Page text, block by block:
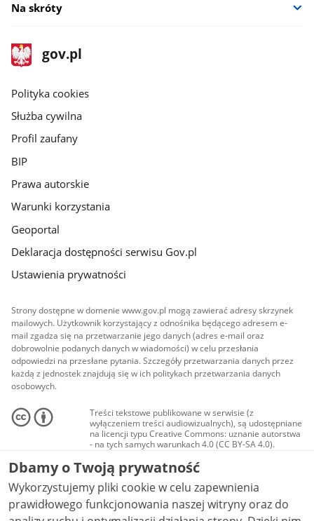
Na skróty
stopka
gov.pl
Strona
gov.pl
gov.pl
Polityka cookies
Służba cywilna
Profil zaufany
BIP
Prawa autorskie
Warunki korzystania
Geoportal
Deklaracja dostępności serwisu Gov.pl
Ustawienia prywatności
Strony dostępne w domenie www.gov.pl mogą zawierać adresy skrzynek
mailowych. Użytkownik korzystający z odnośnika będącego adresem e-
mail zgadza się na przetwarzanie jego danych (adres e-mail oraz
dobrowolnie podanych danych w wiadomości) w celu przesłania
odpowiedzi na przesłane pytania. Szczegóły przetwarzania danych przez
każdą z jednostek znajdują się w ich politykach przetwarzania danych
osobowych.
Treści tekstowe publikowane w serwisie (z
wyłączeniem treści audiowizualnych), są udostępniane
na licencji typu Creative Commons: uznanie autorstwa
- na tych samych warunkach 4.0 (CC BY-SA 4.0).
Materiały audiowizualne, w tym zdjęcia, materiały
audio i wideo, są udostępniane na licencji typu
Creative Commons: uznanie autorstwa użycie
niekomercyjne - bez utworów zależnych 4.0 (CC BY-
NC-ND 4.0), o ile nie jest to stwierdzone inaczej.
Dbamy o Twoją prywatność
Wykorzystujemy pliki cookie w celu zapewnienia
prawidłowego funkcjonowania naszej witryny oraz do